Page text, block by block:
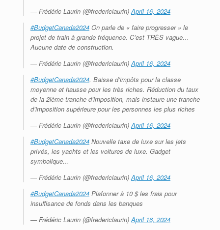
— Frédéric Laurin (@fredericlaurin) April 16, 2024
#BudgetCanada2024 On parle de « faire progresser » le
projet de train à grande fréquence. C’est TRÈS vague…
Aucune date de construction.
— Frédéric Laurin (@fredericlaurin) April 16, 2024
#BudgetCanada2024. Baisse d’impôts pour la classe
moyenne et hausse pour les très riches. Réduction du taux
de la 2ième tranche d’imposition, mais instaure une tranche
d’imposition supérieure pour les personnes les plus riches
— Frédéric Laurin (@fredericlaurin) April 16, 2024
#BudgetCanada2024 Nouvelle taxe de luxe sur les jets
privés, les yachts et les voitures de luxe. Gadget
symbolique…
— Frédéric Laurin (@fredericlaurin) April 16, 2024
#BudgetCanada2024 Plafonner à 10 $ les frais pour
insuffisance de fonds dans les banques
— Frédéric Laurin (@fredericlaurin) April 16, 2024